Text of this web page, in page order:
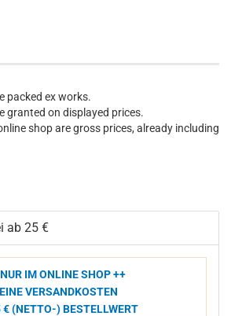
packed ex works.
granted on displayed prices.
shop are gross prices, already including
ab 25 €
IM ONLINE SHOP ++
VERSANDKOSTEN
€ (NETTO-) BESTELLWERT